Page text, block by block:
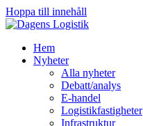
Hoppa till innehåll
Hem
Nyheter
Alla nyheter
Debatt/analys
E-handel
Logistikfastigheter
Infrastruktur